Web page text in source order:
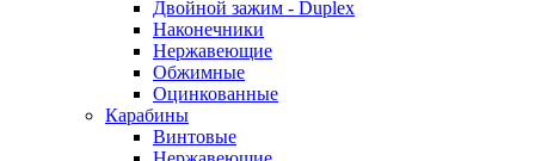
Двойной зажим - Duplex
Наконечники
Нержавеющие
Обжимные
Оцинкованные
Карабины
Винтовые